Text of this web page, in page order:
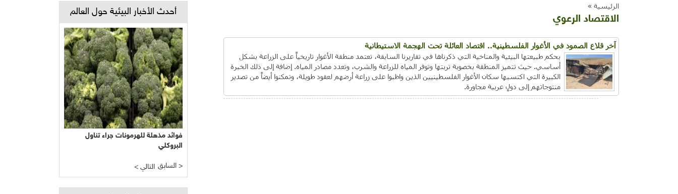
الرئيسية »
الاقتصاد الرعوي
آخر قلاع الصمود في الأغوار الفلسطينية.. اقتصاد العائلة تحت الهجمة الاستيطانية
بحكم طبيعتها البيئية والمناخية التي ذكرناها في تقاريرنا السابقة، تعتمد منطقة الأغوار تاريخياً على الزراعة بشكل
أساسي. حيث تتميز المنطقة بخصوبة تربتها وتوفر المياه للزراعة والشرب، وتعدد مصادر المياه. إضافة إلى ذلك الخبرة
الكبيرة التي اكتسبها سكان الأغوار الفلسطينيين الذين واظبوا على زراعة أرضهم لعقود طويلة، وتمكنوا أيضاً من تصدير
منتوجاتهم إلى دولٍ عربية مجاورة.
أحدث الأخبار البيئية حول العالم
فوائد مذهلة للهرمونات جراء تناول
البروكلي
< التالي السابق >